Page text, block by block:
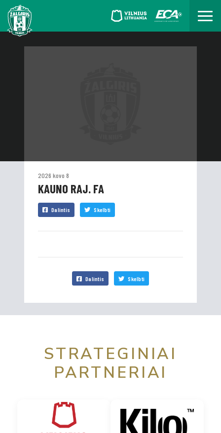
2026 kovo 8
KAUNO RAJ. FA
Dalintis Skelbti
Dalintis Skelbti
STRATEGINIAI
PARTNERIAI